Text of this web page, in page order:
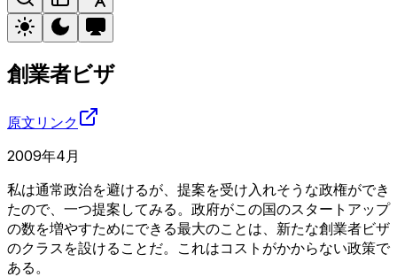
創業者ビザ
原文リンク
2009年4月
私は通常政治を避けるが、提案を受け入れそうな政権ができ
たので、一つ提案してみる。政府がこの国のスタートアップ
の数を増やすためにできる最大のことは、新たな創業者ビザ
のクラスを設けることだ。これはコストがかからない政策で
ある。